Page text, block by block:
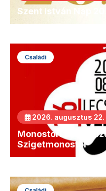
Szent István Nap
Családi
2026. augusztus 22.
Monostori
Szigetmonostor